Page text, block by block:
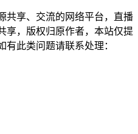
共享、交流的网络平台，直播
享，版权归原作者，本站仅提
此类问题请联系处理：